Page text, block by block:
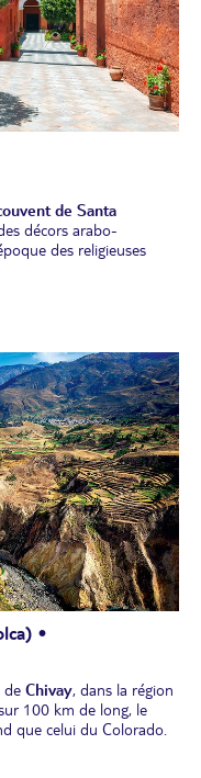
de Santa
décors arabo-
des religieuses
charmante ville
est d'une rare
En option,
!
dîner libre.
•
de Chivay, dans la région
100 km de long, le
que celui du Colorado.
des alpagas et